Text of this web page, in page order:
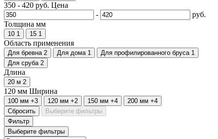
350 - 420 руб. Цена
-
руб.
Толщина мм
10 1 15 1
Область применения
Для бревна 2 Для дома 1 Для профилированного бруса 1
Для сруба 2
Длина
20 м 2
120 мм Ширина
100 мм +3 120 мм +2 150 мм +4 200 мм +4
Сбросить
Выберите фильтры
Фильтр
Выберите фильтры